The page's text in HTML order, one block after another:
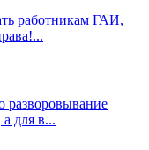
работникам ГАИ,
разворовывание
для в...